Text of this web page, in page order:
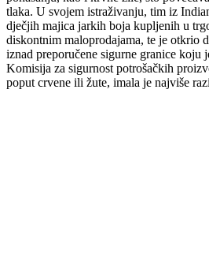
tlaka. U svojem istraživanju, tim iz
dječjih majica jarkih boja kupljenih u
diskontnim maloprodajama, te je otkrio
iznad preporučene sigurne granice koju
Komisija za sigurnost potrošačkih
poput crvene ili žute, imala je najviše